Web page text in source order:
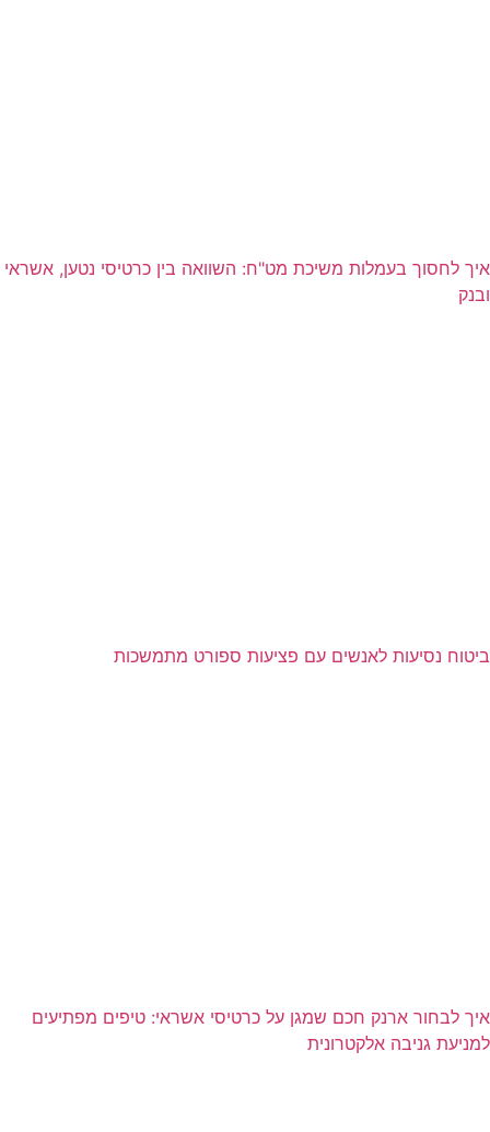
איך לחסוך בעמלות משיכת מט"ח: השוואה בין כרטיסי נטען, אשראי
ובנק
ביטוח נסיעות לאנשים עם פציעות ספורט מתמשכות
איך לבחור ארנק חכם שמגן על כרטיסי אשראי: טיפים מפתיעים
למניעת גניבה אלקטרונית